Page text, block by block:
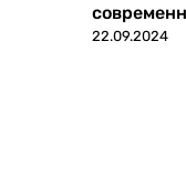
22.09.2024